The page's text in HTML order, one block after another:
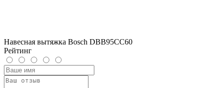
Навесная вытяжка Bosch DBB95CC60
Рейтинг